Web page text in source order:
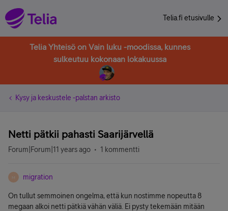
Telia.fi etusivulle
Telia Yhteisö on Vain luku -moodissa, kunnes
sulkeutuu kokonaan lokakuussa
Kysy ja keskustele -palstan arkisto
Netti pätkii pahasti Saarijärvellä
Forum|Forum|11 years ago 1 kommentti
M migration
On tullut semmoinen ongelma, että kun nostimme nopeutta 8
megaan alkoi netti pätkiä vähän väliä. Ei pysty tekemään mitään